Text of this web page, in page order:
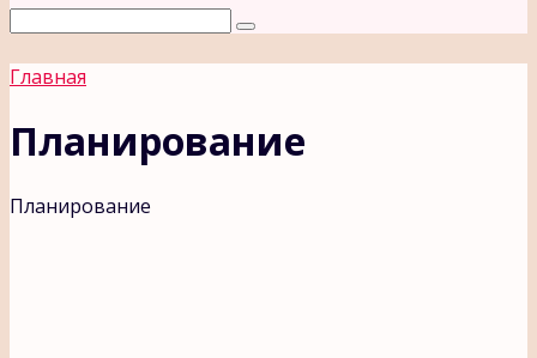
Поиск:
Главная
Планирование
Планирование